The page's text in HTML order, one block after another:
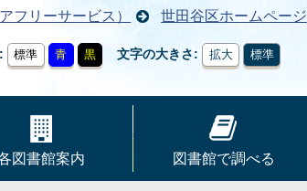
フリーサービス） 世田谷区ホームページ
標準 青 黒 文字の大きさ 拡大 標準
図書館案内 図書館で調べる